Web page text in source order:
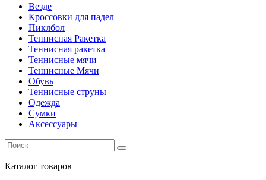
Везде
Кроссовки для падел
Пиклбол
Теннисная Ракетка
Теннисная ракетка
Теннисные мячи
Теннисные Мячи
Обувь
Теннисные струны
Одежда
Сумки
Аксессуары
Каталог товаров